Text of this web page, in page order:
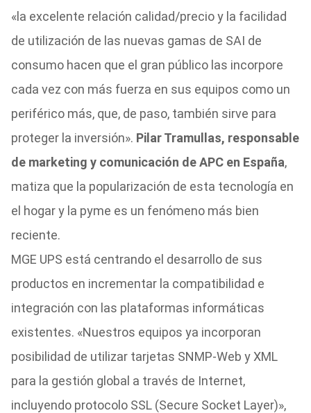
«la excelente relación calidad/precio y la facilidad
de utilización de las nuevas gamas de SAI de
consumo hacen que el gran público las incorpore
cada vez con más fuerza en sus equipos como un
periférico más, que, de paso, también sirve para
proteger la inversión». Pilar Tramullas, responsable
de marketing y comunicación de APC en España,
matiza que la popularización de esta tecnología en
el hogar y la pyme es un fenómeno más bien
reciente.
MGE UPS está centrando el desarrollo de sus
productos en incrementar la compatibilidad e
integración con las plataformas informáticas
existentes. «Nuestros equipos ya incorporan
posibilidad de utilizar tarjetas SNMP-Web y XML
para la gestión global a través de Internet,
incluyendo protocolo SSL (Secure Socket Layer)»,